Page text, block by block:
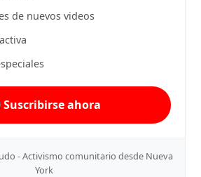
de nuevos videos
Suscribirse ahora
- Activismo comunitario desde Nueva
York